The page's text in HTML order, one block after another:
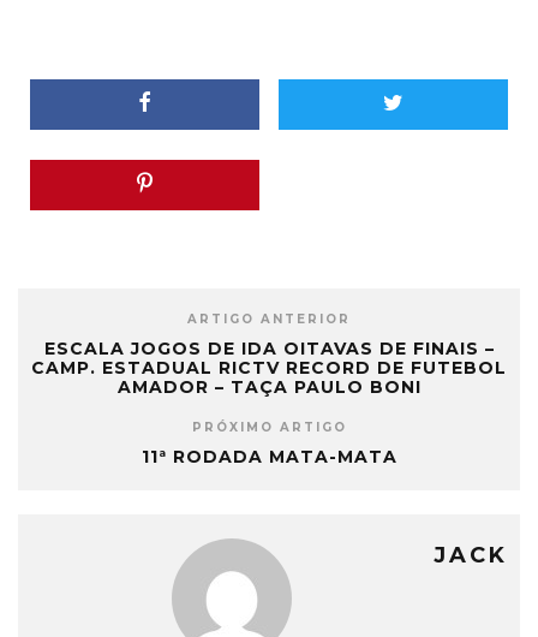
ARTIGO ANTERIOR
ESCALA JOGOS DE IDA OITAVAS DE FINAIS –
CAMP. ESTADUAL RICTV RECORD DE FUTEBOL
AMADOR – TAÇA PAULO BONI
PRÓXIMO ARTIGO
11ª RODADA MATA-MATA
JACK